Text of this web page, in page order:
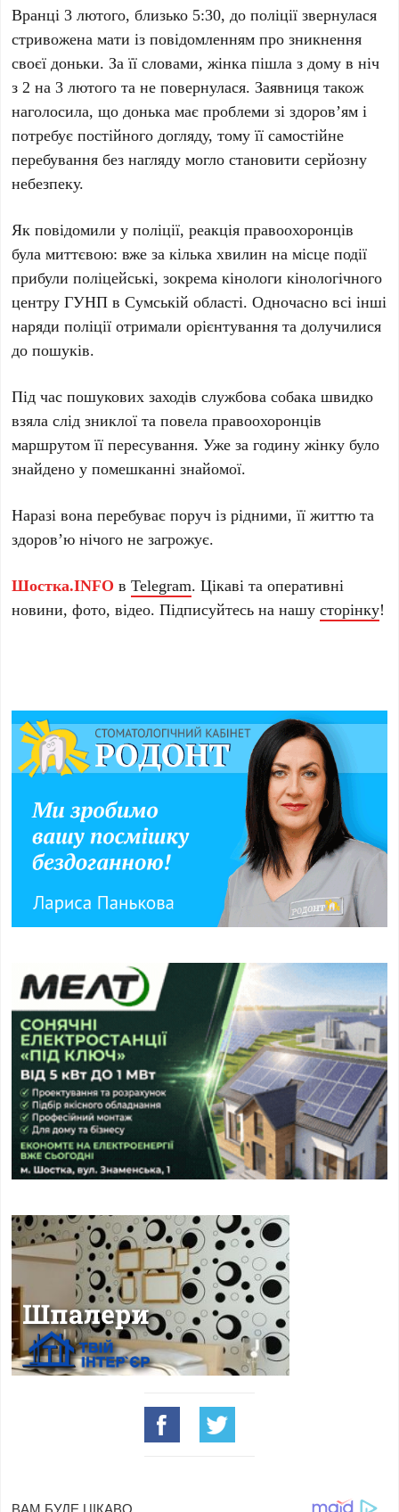
Вранці 3 лютого, близько 5:30, до поліції звернулася
стривожена мати із повідомленням про зникнення
своєї доньки. За її словами, жінка пішла з дому в ніч
з 2 на 3 лютого та не повернулася. Заявниця також
наголосила, що донька має проблеми зі здоров’ям і
потребує постійного догляду, тому її самостійне
перебування без нагляду могло становити серйозну
небезпеку.
Як повідомили у поліції, реакція правоохоронців
була миттєвою: вже за кілька хвилин на місце події
прибули поліцейські, зокрема кінологи кінологічного
центру ГУНП в Сумській області. Одночасно всі інші
наряди поліції отримали орієнтування та долучилися
до пошуків.
Під час пошукових заходів службова собака швидко
взяла слід зниклої та повела правоохоронців
маршрутом її пересування. Уже за годину жінку було
знайдено у помешканні знайомої.
Наразі вона перебуває поруч із рідними, її життю та
здоров’ю нічого не загрожує.
Шостка.INFO вTelegram. Цікаві та оперативні
новини, фото, відео. Підписуйтесь на нашусторінку!